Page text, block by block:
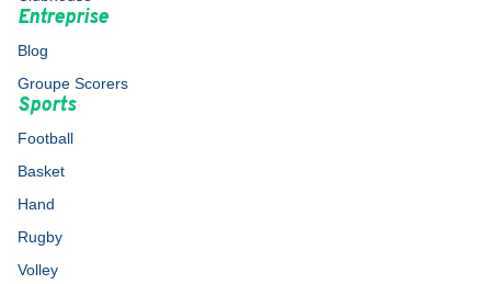
Entreprise
Blog
Groupe Scorers
Sports
Football
Basket
Hand
Rugby
Volley